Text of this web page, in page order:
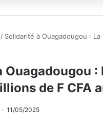
/ Solidarité à Ouagadougou :
Ouagadougou :
de F CFA
11/05/2025